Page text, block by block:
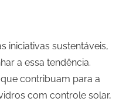
iniciativas sustentáveis,
a essa tendência.
contribuam para a
com controle solar,